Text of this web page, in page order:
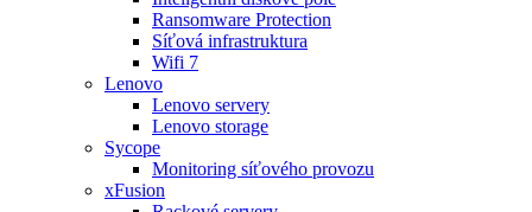
Ransomware Protection
Síťová infrastruktura
Wifi 7
Lenovo
Lenovo servery
Lenovo storage
Sycope
Monitoring síťového provozu
xFusion